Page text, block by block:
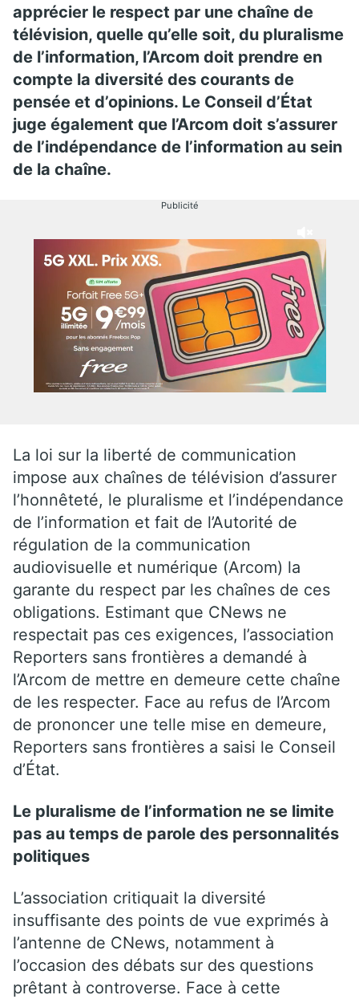
apprécier le respect par une chaîne de
télévision, quelle qu’elle soit, du pluralisme
de l’information, l’Arcom doit prendre en
compte la diversité des courants de
pensée et d’opinions. Le Conseil d’État
juge également que l’Arcom doit s’assurer
de l’indépendance de l’information au sein
de la chaîne.
Publicité
La loi sur la liberté de communication
impose aux chaînes de télévision d’assurer
l’honnêteté, le pluralisme et l’indépendance
de l’information et fait de l’Autorité de
régulation de la communication
audiovisuelle et numérique (Arcom) la
garante du respect par les chaînes de ces
obligations. Estimant que CNews ne
respectait pas ces exigences, l’association
Reporters sans frontières a demandé à
l’Arcom de mettre en demeure cette chaîne
de les respecter. Face au refus de l’Arcom
de prononcer une telle mise en demeure,
Reporters sans frontières a saisi le Conseil
d’État.
Le pluralisme de l’information ne se limite
pas au temps de parole des personnalités
politiques
L’association critiquait la diversité
insuffisante des points de vue exprimés à
l’antenne de CNews, notamment à
l’occasion des débats sur des questions
prêtant à controverse. Face à cette